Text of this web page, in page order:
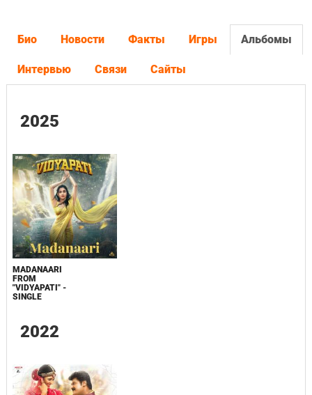
Био Новости Факты Игры Альбомы
Интервью Связи Сайты
2025
MADANAARI
FROM
"VIDYAPATI" -
SINGLE
2022